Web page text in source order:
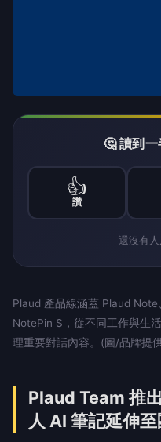
🤔 讀到
👍
讚
還沒有
Plaud 產品線涵蓋 Plaud
NotePin S，從不同工作與生
理重要對話內容。(圖/品牌提
Plaud Team 推
人 AI 筆記延伸